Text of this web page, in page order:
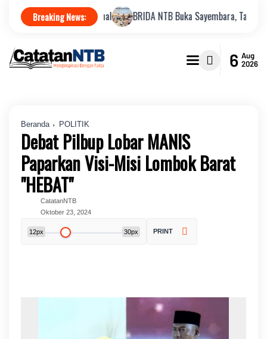
Breaking News:
Nasional BRIDA NTB Buka Sayembara, Tantang Peneliti
6 Aug
2026
Beranda POLITIK
Debat Pilbup Lobar MANIS
Paparkan Visi-Misi Lombok Barat
"HEBAT"
CatatanNTB
Oktober 23, 2024
12px 30px PRINT